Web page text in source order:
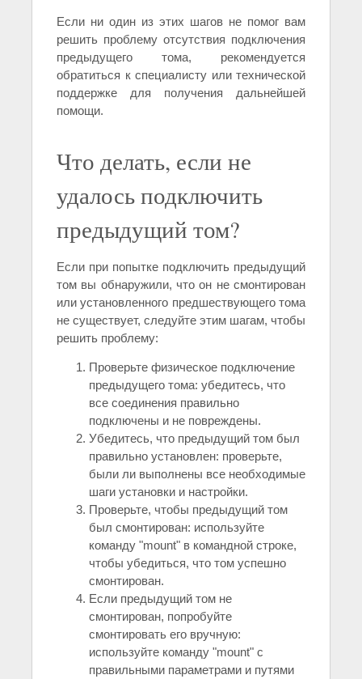
Если ни один из этих шагов не помог вам
решить проблему отсутствия подключения
предыдущего тома, рекомендуется
обратиться к специалисту или технической
поддержке для получения дальнейшей
помощи.
Что делать, если не
удалось подключить
предыдущий том?
Если при попытке подключить предыдущий
том вы обнаружили, что он не смонтирован
или установленного предшествующего тома
не существует, следуйте этим шагам, чтобы
решить проблему:
Проверьте физическое подключение
предыдущего тома: убедитесь, что
все соединения правильно
подключены и не повреждены.
Убедитесь, что предыдущий том был
правильно установлен: проверьте,
были ли выполнены все необходимые
шаги установки и настройки.
Проверьте, чтобы предыдущий том
был смонтирован: используйте
команду "mount" в командной строке,
чтобы убедиться, что том успешно
смонтирован.
Если предыдущий том не
смонтирован, попробуйте
смонтировать его вручную:
используйте команду "mount" с
правильными параметрами и путями